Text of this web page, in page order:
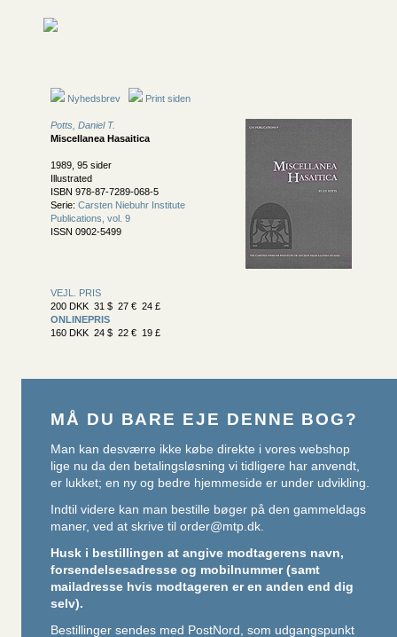
Nyhedsbrev Print siden
Potts, Daniel T.
Miscellanea Hasaitica
1989, 95 sider
Illustrated
ISBN 978-87-7289-068-5
Serie: Carsten Niebuhr Institute
Publications, vol. 9
ISSN 0902-5499
VEJL. PRIS
200 DKK 31 $ 27 € 24 £
ONLINEPRIS
160 DKK 24 $ 22 € 19 £
MÅ DU BARE EJE DENNE BOG?
Man kan desværre ikke købe direkte i vores webshop
lige nu da den betalingsløsning vi tidligere har anvendt,
er lukket; en ny og bedre hjemmeside er under udvikling.
Indtil videre kan man bestille bøger på den gammeldags
maner, ved at skrive til order@mtp.dk.
Husk i bestillingen at angive modtagerens navn,
forsendelsesadresse og mobilnummer (samt
mailadresse hvis modtageren er en anden end dig
selv).
Bestillinger sendes med PostNord, som udgangspunkt